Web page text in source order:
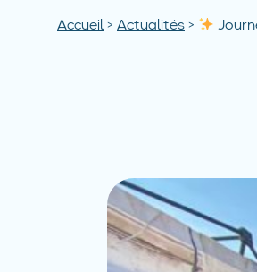
Accueil > Actualités >